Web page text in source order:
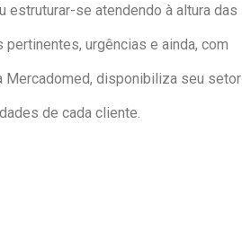
estruturar-se atendendo à altura das
urgências e ainda, com
Mercadomed, disponibiliza seu setor
de cada cliente.